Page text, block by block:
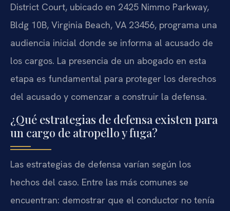
District Court, ubicado en 2425 Nimmo Parkway,
Bldg 10B, Virginia Beach, VA 23456, programa una
audiencia inicial donde se informa al acusado de
los cargos. La presencia de un abogado en esta
etapa es fundamental para proteger los derechos
del acusado y comenzar a construir la defensa.
¿Qué estrategias de defensa existen para
un cargo de atropello y fuga?
Las estrategias de defensa varían según los
hechos del caso. Entre las más comunes se
encuentran: demostrar que el conductor no tenía